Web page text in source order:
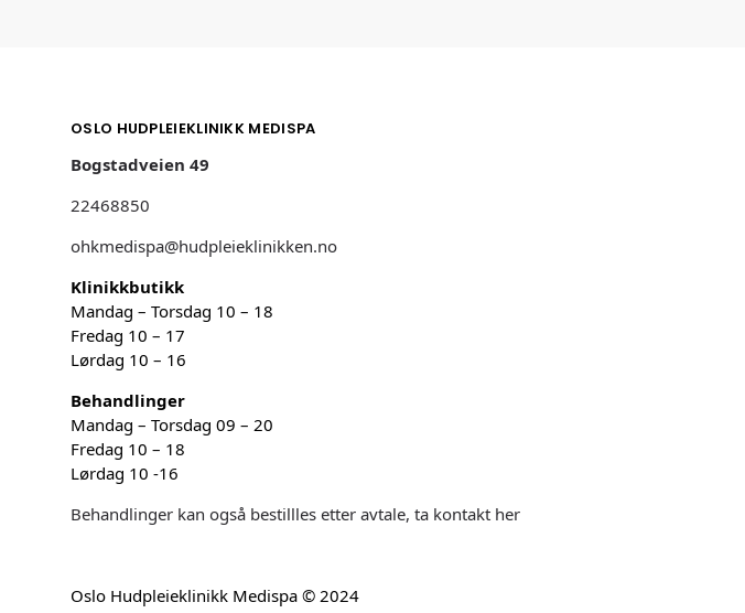
OSLO HUDPLEIEKLINIKK MEDISPA
Bogstadveien 49
22468850
ohkmedispa@hudpleieklinikken.no
Klinikkbutikk
Mandag – Torsdag 10 – 18
Fredag 10 – 17
Lørdag 10 – 16
Behandlinger
Mandag – Torsdag 09 – 20
Fredag 10 – 18
Lørdag 10 -16
Behandlinger kan også bestillles etter avtale, ta kontakt her
Oslo Hudpleieklinikk Medispa © 2024